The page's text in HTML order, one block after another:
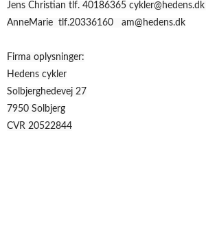
Jens Christian tlf. 40186365 cykler@hedens.dk
AnneMarie tlf.20336160 am@hedens.dk
Firma oplysninger:
Hedens cykler
Solbjerghedevej 27
7950 Solbjerg
CVR 20522844